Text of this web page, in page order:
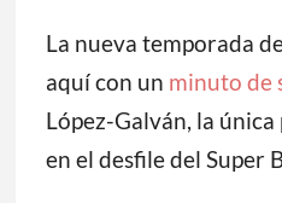
La nueva temporada
aquí con un minuto de
López-Galván, la única
en el desfile del Super